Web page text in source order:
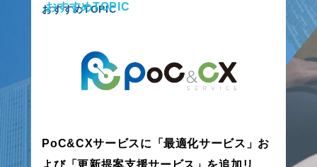
コラボレーション
IT用語解説
おすすめTOPIC
PoC&CXサービスに「最適化サービス」お
よび「更新提案支援サービス」を追加リリ
おすすめTOPIC